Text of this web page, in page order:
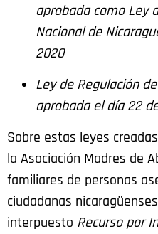
aprobada como Ley
Nacional de
2020
Ley de Regulación
aprobada el día 22
Sobre estas leyes
la Asociación Madres de
familiares de personas
ciudadanas
interpuesto Recurso por